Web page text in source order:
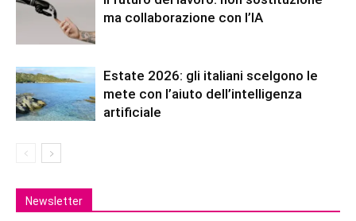
ma collaborazione con l’IA
Estate 2026: gli italiani scelgono le
mete con l’aiuto dell’intelligenza
artificiale
Newsletter